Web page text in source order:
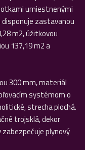
umiestnenými
disponuje zastavanou
m2, úžitkovou
137,19 m2 a
300 mm, materiál
systémom o
strecha plochá.
trojsklá, dekor
plynový